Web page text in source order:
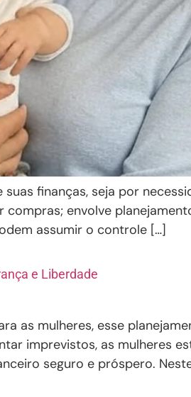
finanças, seja por
envolve
assumir o controle […]
e Liberdade
as mulheres, esse
imprevistos, as mulheres
seguro e próspero.